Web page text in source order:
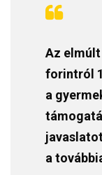
Az
forintról
a
a